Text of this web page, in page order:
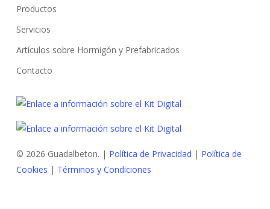
Productos
Servicios
Artículos sobre Hormigón y Prefabricados
Contacto
© 2026 Guadalbeton. | Política de Privacidad | Política de
Cookies | Términos y Condiciones